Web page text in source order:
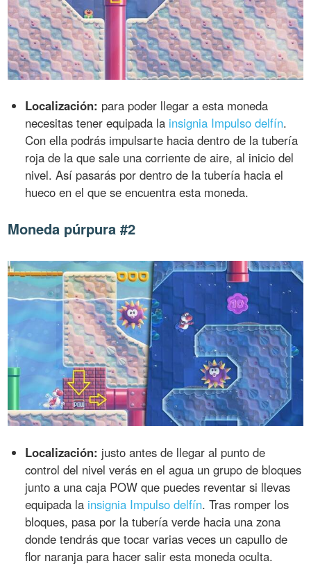
Localización: para poder llegar a esta moneda
necesitas tener equipada la insignia Impulso delfín.
Con ella podrás impulsarte hacia dentro de la tubería
roja de la que sale una corriente de aire, al inicio del
nivel. Así pasarás por dentro de la tubería hacia el
hueco en el que se encuentra esta moneda.
Moneda púrpura #2
Localización: justo antes de llegar al punto de
control del nivel verás en el agua un grupo de bloques
junto a una caja POW que puedes reventar si llevas
equipada la insignia Impulso delfín. Tras romper los
bloques, pasa por la tubería verde hacia una zona
donde tendrás que tocar varias veces un capullo de
flor naranja para hacer salir esta moneda oculta.